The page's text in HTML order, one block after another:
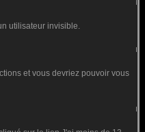
utilisateur invisible.
et vous devriez pouvoir vous